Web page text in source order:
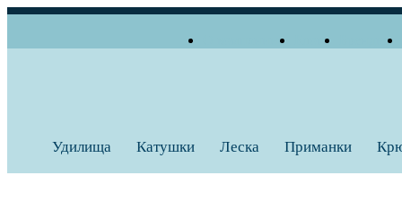
Удилища Катушки Леска Приманки